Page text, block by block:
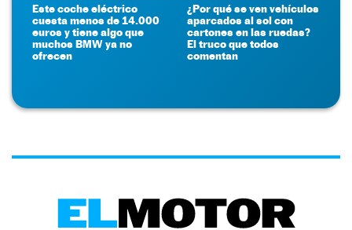
Este coche eléctrico
cuesta menos de 14.000
euros y tiene algo que
muchos BMW ya no
ofrecen
¿Por qué se ven vehículos
aparcados al sol con
cartones en las ruedas?
El truco que todos
comentan